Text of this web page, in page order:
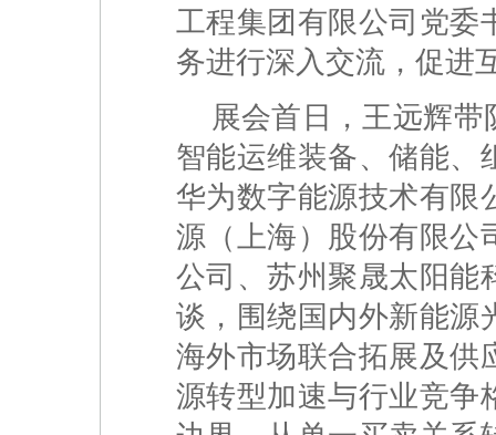
工程集团有限公司党委
务进行深入交流，促进
展会首日，王远辉
智能运维装备、储能、
华为数字能源技术有限
源（上海）股份有限公
公司、苏州聚晟太阳能
谈，围绕国内外新能源
海外市场联合拓展及供
源转型加速与行业竞争